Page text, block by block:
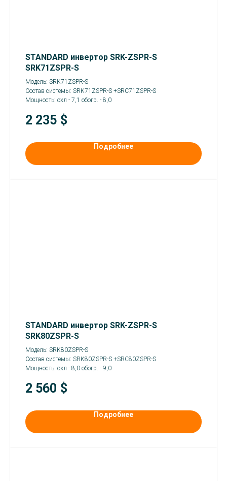
STANDARD инвертор SRK-ZSPR-S
SRK71ZSPR-S
Модель: SRK71ZSPR-S
Состав системы: SRK71ZSPR-S +SRC71ZSPR-S
Мощность: охл - 7,1 обогр. - 8,0
2 235 $
Подробнее
STANDARD инвертор SRK-ZSPR-S
SRK80ZSPR-S
Модель: SRK80ZSPR-S
Состав системы: SRK80ZSPR-S +SRC80ZSPR-S
Мощность: охл - 8,0 обогр. - 9,0
2 560 $
Подробнее